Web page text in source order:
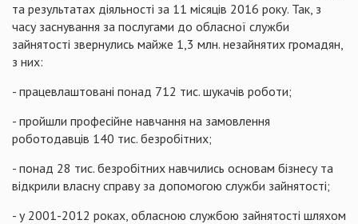
та результатах діяльності за 11 місяців 2016 року. Так, з
часу заснування за послугами до обласної служби
зайнятості звернулись майже 1,3 млн. незайнятих громадян,
з них:
- працевлаштовані понад 712 тис. шукачів роботи;
- пройшли професійне навчання на замовлення
роботодавців 140 тис. безробітних;
- понад 28 тис. безробітних навчились основам бізнесу та
відкрили власну справу за допомогою служби зайнятості;
- у 2001-2012 роках, обласною службою зайнятості шляхом